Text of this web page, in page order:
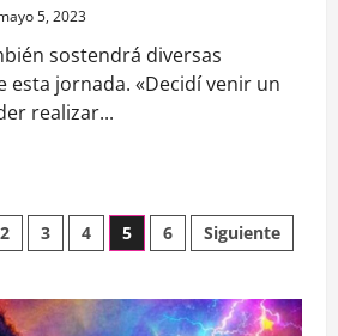
5, 2023
sostendrá diversas
esta jornada. «Decidí venir un
realizar...
2 3 4 5 6 Siguiente